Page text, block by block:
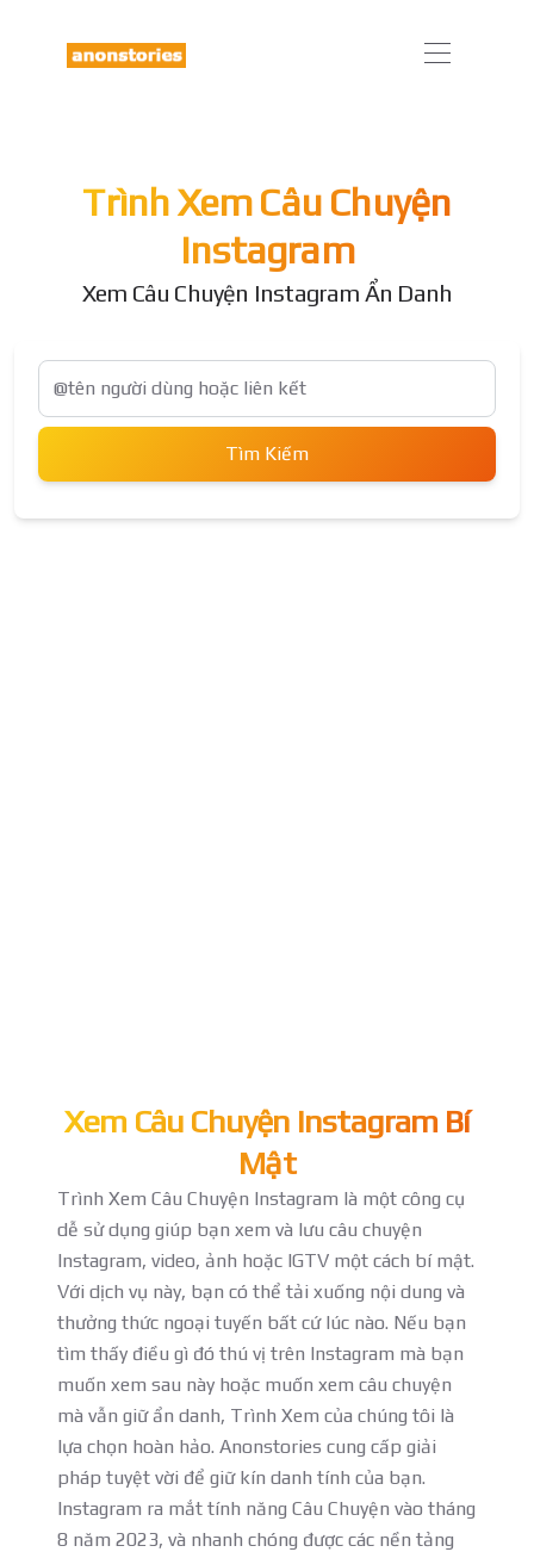
Trình Xem Câu Chuyện
Instagram
Xem Câu Chuyện Instagram Ẩn Danh
Tìm Kiếm
Xem Câu Chuyện Instagram Bí
Mật
Trình Xem Câu Chuyện Instagram là một công cụ
dễ sử dụng giúp bạn xem và lưu câu chuyện
Instagram, video, ảnh hoặc IGTV một cách bí mật.
Với dịch vụ này, bạn có thể tải xuống nội dung và
thưởng thức ngoại tuyến bất cứ lúc nào. Nếu bạn
tìm thấy điều gì đó thú vị trên Instagram mà bạn
muốn xem sau này hoặc muốn xem câu chuyện
mà vẫn giữ ẩn danh, Trình Xem của chúng tôi là
lựa chọn hoàn hảo. Anonstories cung cấp giải
pháp tuyệt vời để giữ kín danh tính của bạn.
Instagram ra mắt tính năng Câu Chuyện vào tháng
8 năm 2023, và nhanh chóng được các nền tảng